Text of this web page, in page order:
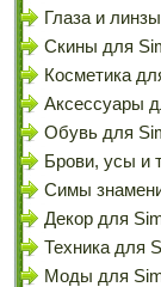
Глаза и
Скины для
Косметика
Аксессуары
Обувь для
Брови, усы и
Симы
Декор для
Техника для
Моды для